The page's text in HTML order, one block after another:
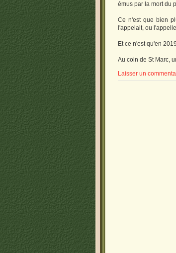
émus par la mort du
Ce n'est que bien
l'appelait, ou
Et ce n'est qu'en
Au coin de St Marc,
Laisser un